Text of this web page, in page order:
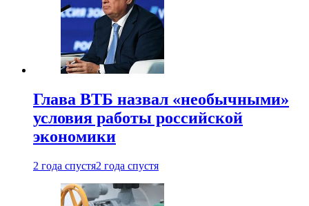
Глава ВТБ назвал «необычными»
условия работы российской
экономики
2 года спустя2 года спустя